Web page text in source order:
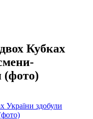
Кубках
(фото)